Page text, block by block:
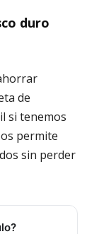
duro
de
si tenemos
permite
sin perder